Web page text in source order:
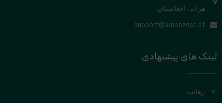
هرات، افغانستان
support@amoozesh.af
لینک های پیشنهادی
رهانت